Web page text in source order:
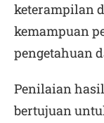
keterampilan
kemampuan
pengetahuan
Penilaian
bertujuan